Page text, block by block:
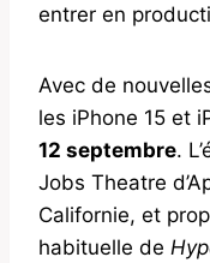
entrer en
Avec de
les iPhone 15 et
12 septembre.
Jobs Theatre
Californie, et
habituelle de